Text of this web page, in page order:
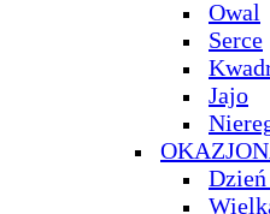
Owal
Serce
Jajo